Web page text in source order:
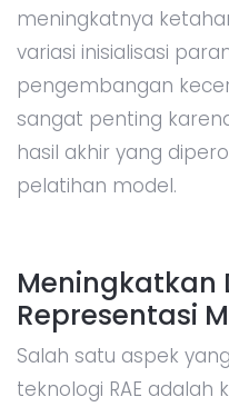
meningkatnya
variasi inisialisasi
pengembangan
sangat penting
hasil akhir yang
pelatihan model.
Meningkatkan
Representasi
Salah satu aspek
teknologi RAE